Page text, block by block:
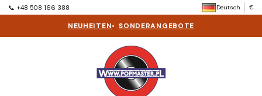
📞 +48 508 166 388 Deutsch €
NEUHEITEN• SONDERANGEBOTE